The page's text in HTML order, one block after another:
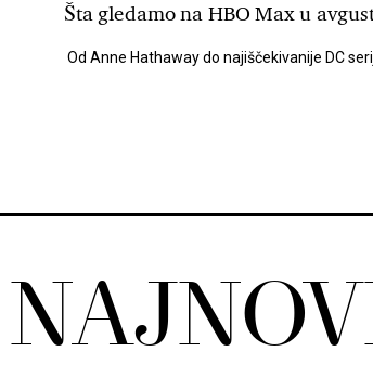
Šta gledamo na HBO Max u
Od Anne Hathaway do najiščekivanije DC